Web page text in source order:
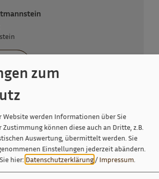
zum
Website werden Informationen über Sie
können diese auch an Dritte, z.B.
Auswertung, übermittelt werden. Sie
Einstellungen jederzeit abändern.
hier: Datenschutzerklärung/ Impressum